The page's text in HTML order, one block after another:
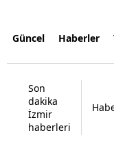
Güncel Haberler
Son
dakika
İzmir
haberleri